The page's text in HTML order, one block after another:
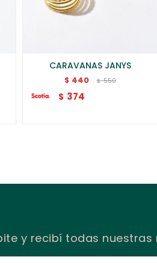
CARAVANAS JANYS
$ 440 $ 550
$ 374
y recibí todas nuestras